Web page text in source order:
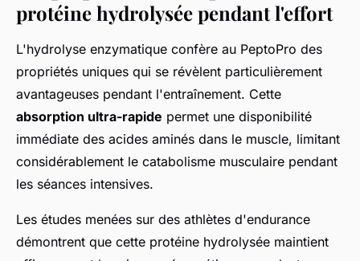
protéine hydrolysée pendant l'effort
L'hydrolyse enzymatique confère au PeptoPro des
propriétés uniques qui se révèlent particulièrement
avantageuses pendant l'entraînement. Cette
absorption ultra-rapide permet une disponibilité
immédiate des acides aminés dans le muscle, limitant
considérablement le catabolisme musculaire pendant
les séances intensives.
Les études menées sur des athlètes d'endurance
démontrent que cette protéine hydrolysée maintient